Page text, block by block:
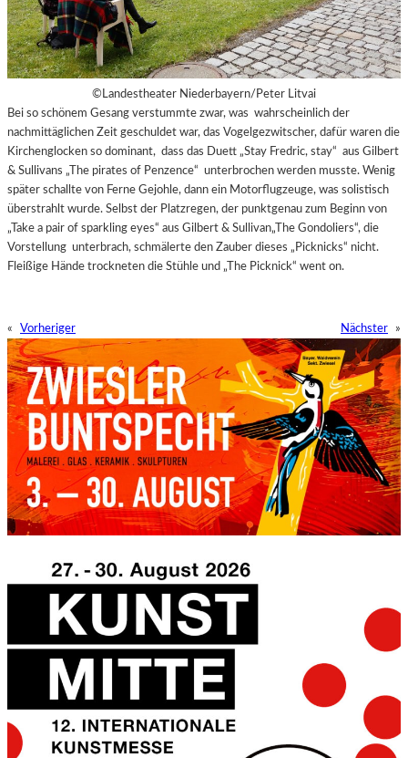
©Landestheater Niederbayern/Peter Litvai
Bei so schönem Gesang verstummte zwar, was wahrscheinlich der
nachmittäglichen Zeit geschuldet war, das Vogelgezwitscher, dafür waren die
Kirchenglocken so dominant, dass das Duett „Stay Fredric, stay“ aus Gilbert
& Sullivans „The pirates of Penzence“ unterbrochen werden musste. Wenig
später schallte von Ferne Gejohle, dann ein Motorflugzeuge, was solistisch
überstrahlt wurde. Selbst der Platzregen, der punktgenau zum Beginn von
„Take a pair of sparkling eyes“ aus Gilbert & Sullivan„The Gondoliers“, die
Vorstellung unterbrach, schmälerte den Zauber dieses „Picknicks“ nicht.
Fleißige Hände trockneten die Stühle und „The Picknick“ went on.
« Vorheriger Nächster »